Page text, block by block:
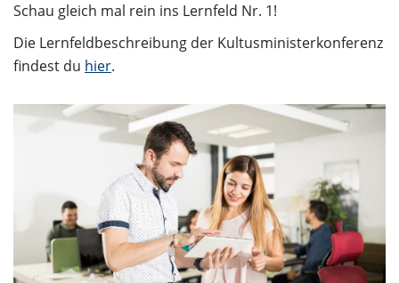
Schau gleich mal rein ins Lernfeld Nr. 1!
Die Lernfeldbeschreibung der Kultusministerkonferenz
findest du hier.